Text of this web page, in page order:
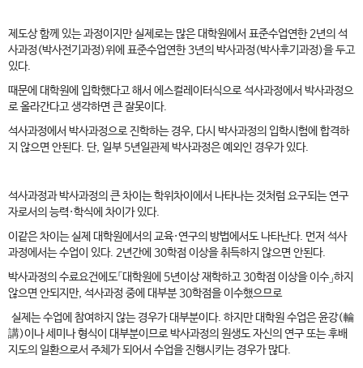
제도상 함께 있는 과정이지만 실제로는 많은 대학원에서 표준수업연한 2년의 석
사과정(박사전기과정)위에 표준수업연한 3년의 박사과정(박사후기과정)을 두고
있다.
때문에 대학원에 입학했다고 해서 에스컬레이터식으로 석사과정에서 박사과정으
로 올라간다고 생각하면 큰 잘못이다.
석사과정에서 박사과정으로 진학하는 경우, 다시 박사과정의 입학시험에 합격하
지 않으면 안된다. 단, 일부 5년일관제 박사과정은 예외인 경우가 있다.
석사과정과 박사과정의 큰 차이는 학위차이에서 나타나는 것처럼 요구되는 연구
자로서의 능력·학식에 차이가 있다.
이같은 차이는 실제 대학원에서의 교육·연구의 방법에서도 나타난다. 먼저 석사
과정에서는 수업이 있다. 2년간에 30학점 이상을 취득하지 않으면 안된다.
박사과정의 수료요건에도「대학원에 5년이상 재학하고 30학점 이상을 이수」하지
않으면 안되지만, 석사과정 중에 대부분 30학점을 이수했으므로
실제는 수업에 참여하지 않는 경우가 대부분이다. 하지만 대학원 수업은 윤강(輪
講)이나 세미나 형식이 대부분이므로 박사과정의 원생도 자신의 연구 또는 후배
지도의 일환으로서 주체가 되어서 수업을 진행시키는 경우가 많다.